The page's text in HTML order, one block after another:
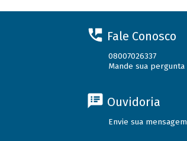
Fale Conosco
08007026337
Mande sua pergunta
Ouvidoria
Envie sua mensagem